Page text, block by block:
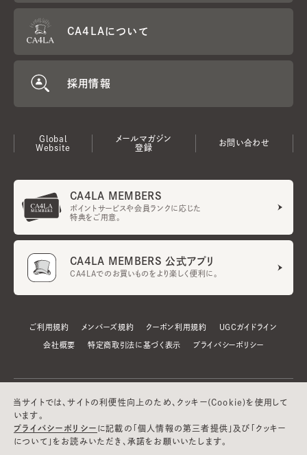
CA4LAについて
採用情報
Global
Website
メールマガジン
登録
お問い合わせ
CA4LA MEMBERS
ポイントサービスや会員ランクに応じた
特典をご用意。
CA4LA MEMBERS 公式アプリ
CA4LAでのお買いものをより楽しく便利に。
ご利用規約 メンバーズ規約 クーポン利用規約 UGCガイドライン
会社概要 特定商取引法に基づく表示 プライバシーポリシー
当サイトでは、サイトの利便性向上のため、クッキー(Cookie)を使用して
います。
プライバシーポリシー に記載の「個人情報の第三者提供」及び「クッキー
について」をお読みいただき、承諾をお願いいたします。